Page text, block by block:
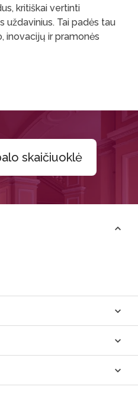
kritiškai vertinti
uždavinius. Tai padės tau
inovacijų ir pramonės
skaičiuoklė